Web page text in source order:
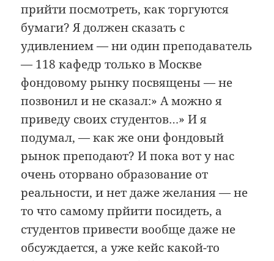
прийти посмотреть, как торгуются
бумаги? Я должен сказать с
удивлением — ни один преподаватель
— 118 кафедр только в Москве
фондовому рынку посвящены — не
позвонил и не сказал:» A можно я
приведу своих студентов…» И я
подумал, — как же они фондовый
рынок преподают? И пока вот у нас
очень оторвано образование от
реальности, и нет даже желания — не
то что самому прйити посидеть, а
студентов привести вообще даже не
обсуждается, а уже кейс какой-то